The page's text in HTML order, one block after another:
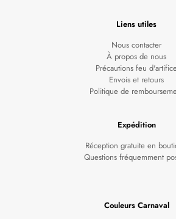
Liens utiles
Nous contacter
À propos de nous
Précautions feu
Envois et retours
Politique de
Expédition
Réception gratuite en
Questions fréquemment
Couleurs Carnaval